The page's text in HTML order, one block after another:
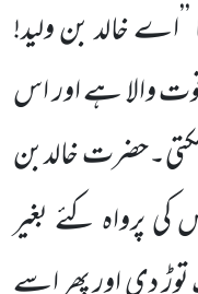
خالد بن ولید!
والا ہے اور اس
خالدبن
پرواہ کئے بغیر